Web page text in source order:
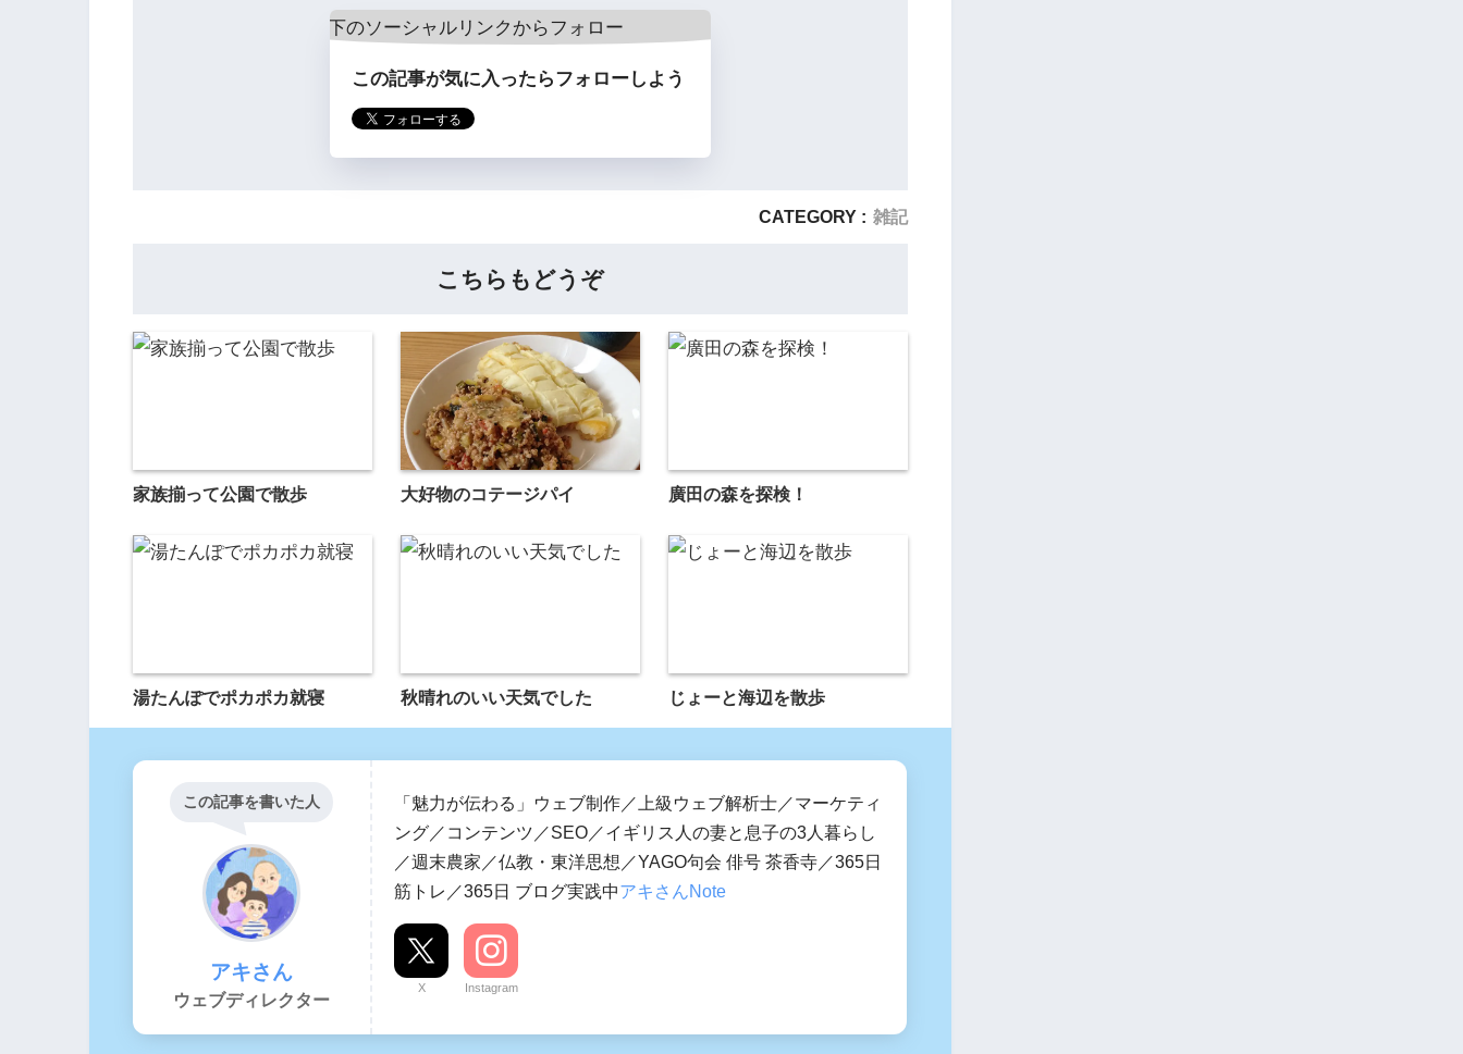
この記事が気に入ったらフォローしよう
CATEGORY : 雑記
こちらもどうぞ
家族揃って公園で散歩 大好物のコテージパイ 廣田の森を探検！
湯たんぽでポカポカ就寝 秋晴れのいい天気でした じょーと海辺を散歩
この記事を書いた人
アキさん
ウェブディレクター
「魅力が伝わる」ウェブ制作／上級ウェブ解析士／マーケティ
ング／コンテンツ／SEO／イギリス人の妻と息子の3人暮らし
／週末農家／仏教・東洋思想／YAGO句会 俳号 茶香寺／365日
筋トレ／365日 ブログ実践中アキさんNote
X Instagram